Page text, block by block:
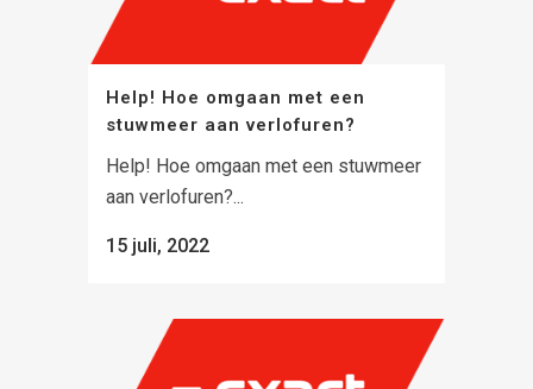
Help! Hoe omgaan met een
stuwmeer aan verlofuren?
Help! Hoe omgaan met een stuwmeer
aan verlofuren?...
15 juli, 2022